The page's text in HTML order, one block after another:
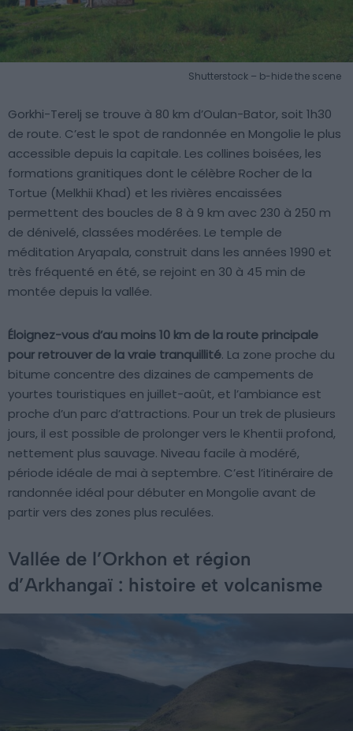
Shutterstock – b-hide the scene
Gorkhi-Terelj se trouve à 80 km d’Oulan-Bator, soit 1h30
de route. C’est le spot de randonnée en Mongolie le plus
accessible depuis la capitale. Les collines boisées, les
formations granitiques dont le célèbre Rocher de la
Tortue (Melkhii Khad) et les rivières encaissées
permettent des boucles de 8 à 9 km avec 230 à 250 m
de dénivelé, classées modérées. Le temple de
méditation Aryapala, construit dans les années 1990 et
très fréquenté en été, se rejoint en 30 à 45 min de
montée depuis la vallée.
Éloignez-vous d’au moins 10 km de la route principale
pour retrouver de la vraie tranquillité. La zone proche du
bitume concentre des dizaines de campements de
yourtes touristiques en juillet-août, et l’ambiance est
proche d’un parc d’attractions. Pour un trek de plusieurs
jours, il est possible de prolonger vers le Khentii profond,
nettement plus sauvage. Niveau facile à modéré,
période idéale de mai à septembre. C’est l’itinéraire de
randonnée idéal pour débuter en Mongolie avant de
partir vers des zones plus reculées.
Vallée de l’Orkhon et région
d’Arkhangaï : histoire et volcanisme